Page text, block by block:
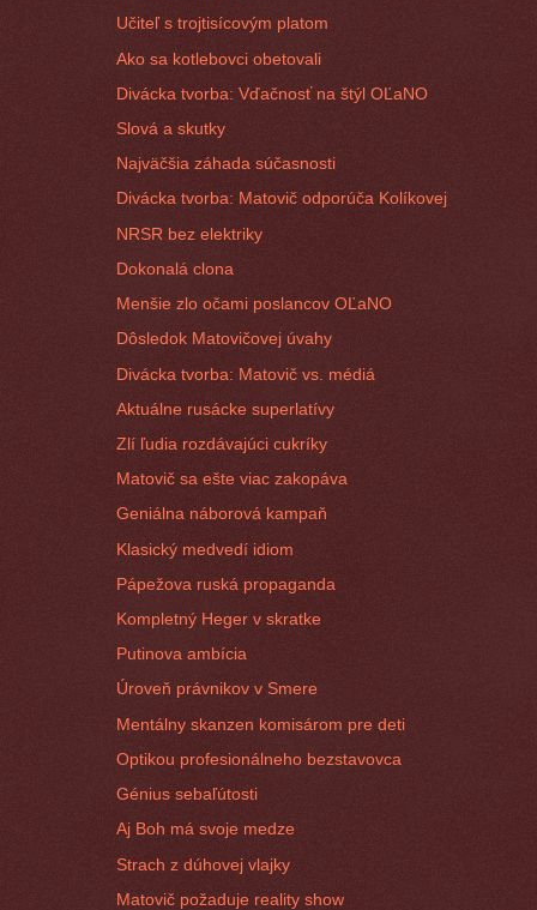
Učiteľ s trojtisícovým platom
Ako sa kotlebovci obetovali
Divácka tvorba: Vďačnosť na štýl OĽaNO
Slová a skutky
Najväčšia záhada súčasnosti
Divácka tvorba: Matovič odporúča Kolíkovej
NRSR bez elektriky
Dokonalá clona
Menšie zlo očami poslancov OĽaNO
Dôsledok Matovičovej úvahy
Divácka tvorba: Matovič vs. médiá
Aktuálne rusácke superlatívy
Zlí ľudia rozdávajúci cukríky
Matovič sa ešte viac zakopáva
Geniálna náborová kampaň
Klasický medvedí idiom
Pápežova ruská propaganda
Kompletný Heger v skratke
Putinova ambícia
Úroveň právnikov v Smere
Mentálny skanzen komisárom pre deti
Optikou profesionálneho bezstavovca
Génius sebaľútosti
Aj Boh má svoje medze
Strach z dúhovej vlajky
Matovič požaduje reality show